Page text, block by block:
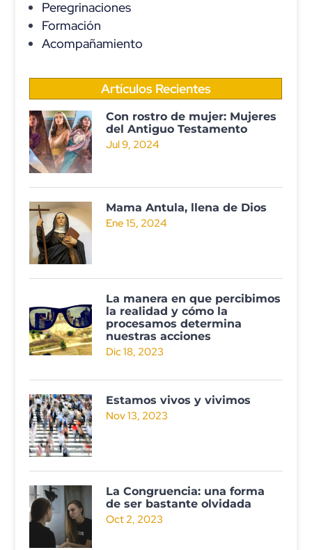
Peregrinaciones
Formación
Acompañamiento
Artículos Recientes
Con rostro de mujer: Mujeres
del Antiguo Testamento
Jul 9, 2024
Mama Antula, llena de Dios
Ene 15, 2024
La manera en que percibimos
la realidad y cómo la
procesamos determina
nuestras acciones
Dic 18, 2023
Estamos vivos y vivimos
Nov 13, 2023
La Congruencia: una forma
de ser bastante olvidada
Oct 2, 2023